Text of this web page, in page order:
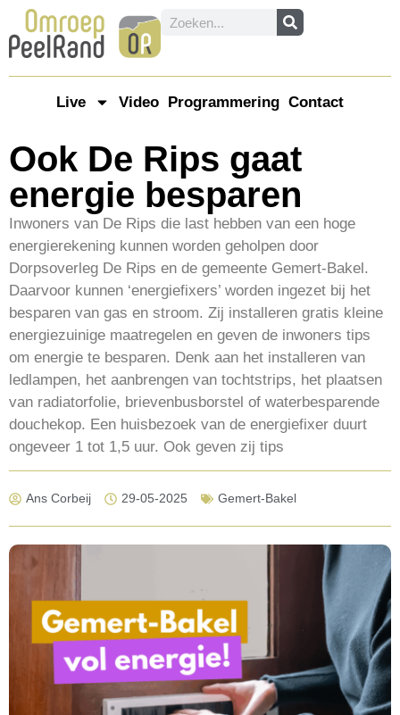
Live Video Programmering Contact
Ook De Rips gaat
energie besparen
Inwoners van De Rips die last hebben van een hoge
energierekening kunnen worden geholpen door
Dorpsoverleg De Rips en de gemeente Gemert-Bakel.
Daarvoor kunnen ‘energiefixers’ worden ingezet bij het
besparen van gas en stroom. Zij installeren gratis kleine
energiezuinige maatregelen en geven de inwoners tips
om energie te besparen. Denk aan het installeren van
ledlampen, het aanbrengen van tochtstrips, het plaatsen
van radiatorfolie, brievenbusborstel of waterbesparende
douchekop. Een huisbezoek van de energiefixer duurt
ongeveer 1 tot 1,5 uur. Ook geven zij tips
Ans Corbeij 29-05-2025 Gemert-Bakel